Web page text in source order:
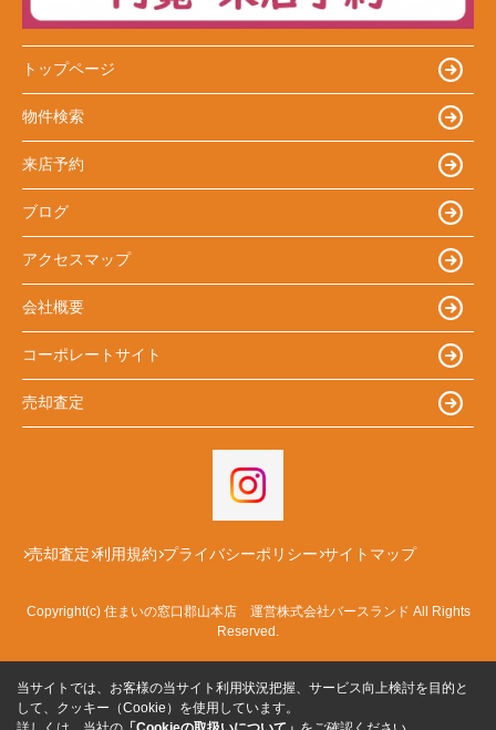
トップページ
物件検索
来店予約
ブログ
アクセスマップ
会社概要
コーポレートサイト
売却査定
売却査定 利用規約 プライバシーポリシー サイトマップ
Copyright(c) 住まいの窓口郡山本店 運営株式会社バースランド All Rights
Reserved.
当サイトでは、お客様の当サイト利用状況把握、サービス向上検討を目的と
して、クッキー（Cookie）を使用しています。